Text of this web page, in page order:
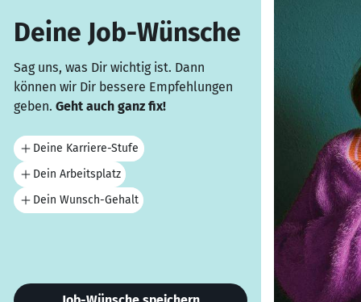
Deine Job-Wünsche
Sag uns, was Dir wichtig ist. Dann
können wir Dir bessere Empfehlungen
geben. Geht auch ganz fix!
Deine Karriere-Stufe
Dein Arbeitsplatz
Dein Wunsch-Gehalt